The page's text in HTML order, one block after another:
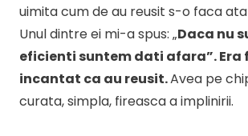
uimita cum de au reusit s-o faca
Unul dintre ei mi-a spus: „Daca nu
eficienti suntem dati afara”. Era
incantat ca au reusit.Avea pe
curata, simpla, fireasca a implinirii.